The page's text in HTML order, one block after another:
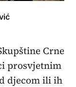
Crne
prosvjetnim
djecom ili ih